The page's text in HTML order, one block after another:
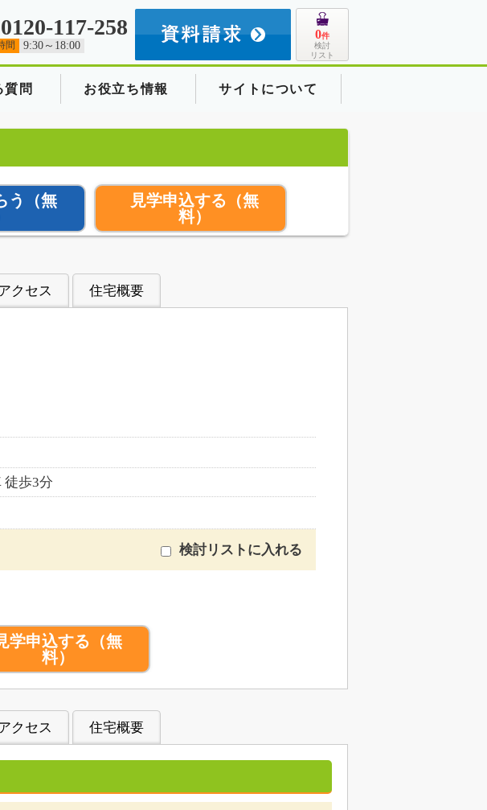
0120-117-258
間 9:30～18:00
0件
検討
リスト
質問 お役立ち情報 サイトについて
う
（無
見学申込する （無
料）
クセス 住宅概要
歩3分
検討リストに入れる
学申込する （無
料）
クセス 住宅概要